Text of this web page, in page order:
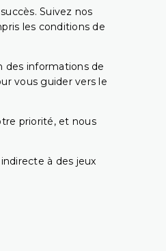
Suivez nos
les conditions de
des informations de
vous guider vers le
priorité, et nous
à des jeux